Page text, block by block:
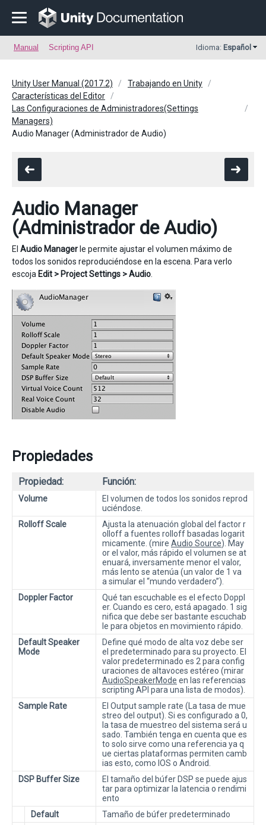
Manual Scripting API Idioma: Español
Unity User Manual (2017.2)
Trabajando en Unity
Características del Editor
Las Configuraciones de Administradores(Settings
Managers)
Audio Manager (Administrador de Audio)
Audio Manager
(Administrador de Audio)
El Audio Manager le permite ajustar el volumen máximo de
todos los sonidos reproduciéndose en la escena. Para verlo
escoja Edit > Project Settings > Audio
Propiedades
Propiedad: Función:
Volume
El volumen de todos los sonidos reprod
uciéndose.
Rolloff Scale
Ajusta la atenuación global del factor r
olloff a fuentes rolloff basadas logarit
micamente. (mire Audio Source). May
or el valor, más rápido el volumen se at
enuará, inversamente menor el valor,
más lento se atenúa (un valor de 1 va
a simular el “mundo verdadero”).
Doppler Factor
Qué tan escuchable es el efecto Doppl
er. Cuando es cero, está apagado. 1 sig
nifica que debe ser bastante escuchab
le para objetos en movimiento rápido.
Default Speaker
Mode
Define qué modo de alta voz debe ser
el predeterminado para su proyecto. El
valor predeterminado es 2 para config
uraciones de altavoces estéreo (mirar
AudioSpeakerMode en las referencias
scripting API para una lista de modos).
Sample Rate
El Output sample rate (La tasa de mue
streo del output). Si es configurado a 0,
la tasa de muestreo del sistema será u
sado. También tenga en cuenta que es
to solo sirve como una referencia ya q
ue ciertas plataformas permiten camb
ias esto, como IOS o Android.
DSP Buffer Size
El tamaño del búfer DSP se puede ajus
tar para optimizar la latencia o rendimi
ento
Default
Tamaño de búfer predeterminado